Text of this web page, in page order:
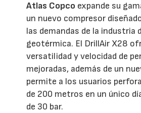
Atlas Copco expande su
un nuevo compresor
las demandas de la industria
geotérmica. El DrillAir X28
versatilidad y velocidad de
mejoradas, además de un
permite a los usuarios
de 200 metros en un único
de 30 bar.